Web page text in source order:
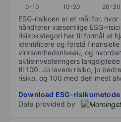
0-10
10-20 20-30
ESG-risikoen er et mål for,
håndterer væsentlige ESG-
risikokategori har til formål at
identificere og forstå finansielle
virksomhedsniveau, og
aktieinvesteringers
til 100. Jo lavere risiko, jo
risiko, og 100 med den mest
Download ESG-risikometode
Data provided by